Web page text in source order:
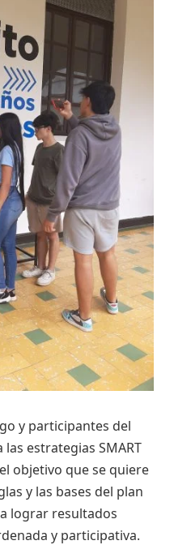
y participantes del
estrategias SMART
objetivo que se quiere
y las bases del plan
lograr resultados
y participativa.